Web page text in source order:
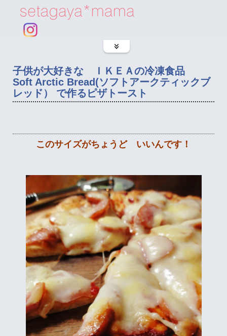
子供が大好きな ＩＫＥＡの冷凍食品
Soft Arctic Bread(ソフトアークティックブ
レッド） で作るピザトースト
このサイズがちょうど いいんです！